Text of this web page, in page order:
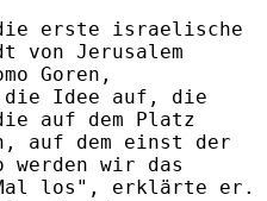
erste israelische
Jerusalem
Goren,
die Idee auf, die
auf dem Platz
auf dem einst der
werden wir das
los", erklärte er.